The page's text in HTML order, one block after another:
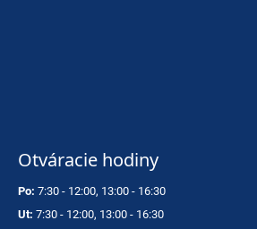
Otváracie hodiny
Po: 7:30 - 12:00, 13:00 - 16:30
Ut: 7:30 - 12:00, 13:00 - 16:30